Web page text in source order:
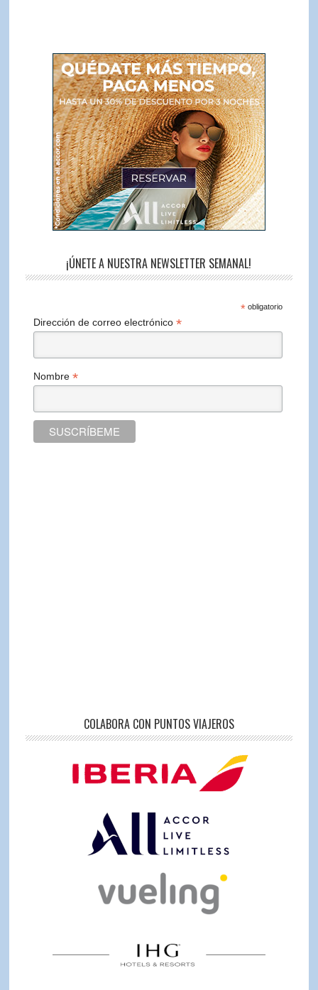
¡ÚNETE A NUESTRA NEWSLETTER SEMANAL!
*obligatorio
Dirección de correo electrónico*
Nombre*
COLABORA CON PUNTOS VIAJEROS